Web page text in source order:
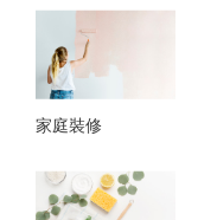
家庭裝修